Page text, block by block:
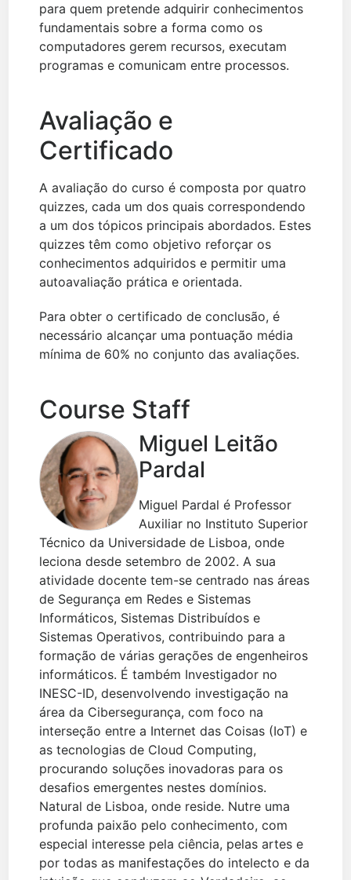
para quem pretende adquirir conhecimentos
fundamentais sobre a forma como os
computadores gerem recursos, executam
programas e comunicam entre processos.
Avaliação e
Certificado
A avaliação do curso é composta por quatro
quizzes, cada um dos quais correspondendo
a um dos tópicos principais abordados. Estes
quizzes têm como objetivo reforçar os
conhecimentos adquiridos e permitir uma
autoavaliação prática e orientada.
Para obter o certificado de conclusão, é
necessário alcançar uma pontuação média
mínima de 60% no conjunto das avaliações.
Course Staff
Miguel Leitão
Pardal
Miguel Pardal é Professor
Auxiliar no Instituto Superior
Técnico da Universidade de Lisboa, onde
leciona desde setembro de 2002. A sua
atividade docente tem-se centrado nas áreas
de Segurança em Redes e Sistemas
Informáticos, Sistemas Distribuídos e
Sistemas Operativos, contribuindo para a
formação de várias gerações de engenheiros
informáticos. É também Investigador no
INESC-ID, desenvolvendo investigação na
área da Cibersegurança, com foco na
interseção entre a Internet das Coisas (IoT) e
as tecnologias de Cloud Computing,
procurando soluções inovadoras para os
desafios emergentes nestes domínios.
Natural de Lisboa, onde reside. Nutre uma
profunda paixão pelo conhecimento, com
especial interesse pela ciência, pelas artes e
por todas as manifestações do intelecto e da